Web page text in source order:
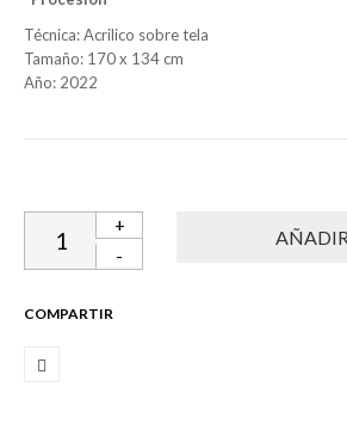
Técnica: Acrilico sobre tela
Tamaño: 170 x 134 cm
Año: 2022
+
-
COMPARTIR